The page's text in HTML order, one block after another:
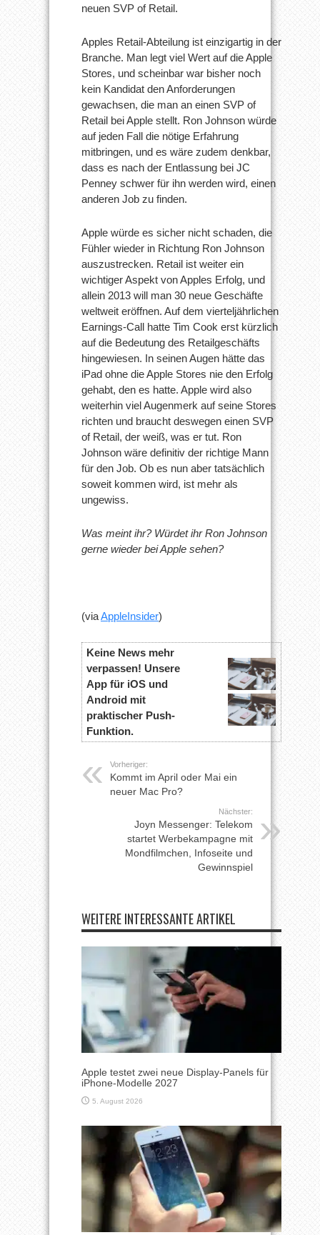
neuen SVP of Retail.
Apples Retail-Abteilung ist einzigartig in der
Branche. Man legt viel Wert auf die Apple
Stores, und scheinbar war bisher noch
kein Kandidat den Anforderungen
gewachsen, die man an einen SVP of
Retail bei Apple stellt. Ron Johnson würde
auf jeden Fall die nötige Erfahrung
mitbringen, und es wäre zudem denkbar,
dass es nach der Entlassung bei JC
Penney schwer für ihn werden wird, einen
anderen Job zu finden.
Apple würde es sicher nicht schaden, die
Fühler wieder in Richtung Ron Johnson
auszustrecken. Retail ist weiter ein
wichtiger Aspekt von Apples Erfolg, und
allein 2013 will man 30 neue Geschäfte
weltweit eröffnen. Auf dem vierteljährlichen
Earnings-Call hatte Tim Cook erst kürzlich
auf die Bedeutung des Retailgeschäfts
hingewiesen. In seinen Augen hätte das
iPad ohne die Apple Stores nie den Erfolg
gehabt, den es hatte. Apple wird also
weiterhin viel Augenmerk auf seine Stores
richten und braucht deswegen einen SVP
of Retail, der weiß, was er tut. Ron
Johnson wäre definitiv der richtige Mann
für den Job. Ob es nun aber tatsächlich
soweit kommen wird, ist mehr als
ungewiss.
Was meint ihr? Würdet ihr Ron Johnson
gerne wieder bei Apple sehen?
(viaAppleInsider)
Keine News mehr
verpassen! Unsere
App für iOS und
Android mit
praktischer Push-
Funktion.
Vorheriger:
Kommt im April oder Mai ein
neuer Mac Pro?
Nächster:
Joyn Messenger: Telekom
startet Werbekampagne mit
Mondfilmchen, Infoseite und
Gewinnspiel
WEITERE INTERESSANTE ARTIKEL
Apple testet zwei neue Display-Panels für
iPhone-Modelle 2027
5. August 2026